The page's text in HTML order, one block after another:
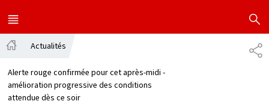
MENU
PRINCIPAL
Actualités
Alerte rouge confirmée pour cet après-midi -
amélioration progressive des conditions
attendue dès ce soir